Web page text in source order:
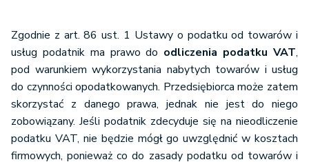
Zgodnie z art. 86 ust. 1 Ustawy o podatku od towarów i
usług podatnik ma prawo do odliczenia podatku VAT,
pod warunkiem wykorzystania nabytych towarów i usług
do czynności opodatkowanych. Przedsiębiorca może zatem
skorzystać z danego prawa, jednak nie jest do niego
zobowiązany. Jeśli podatnik zdecyduje się na nieodliczenie
podatku VAT, nie będzie mógł go uwzględnić w kosztach
firmowych, ponieważ co do zasady podatku od towarów i